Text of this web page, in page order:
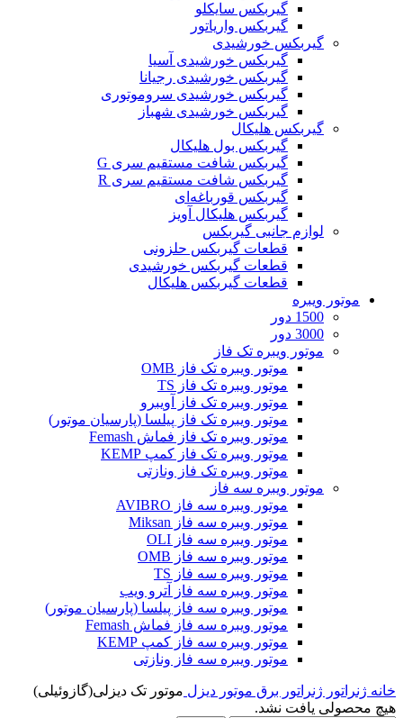
گیربکس سایکلو
گیربکس واریاتور
گیربکس خورشیدی
گیربکس خورشیدی آسیا
گیربکس خورشیدی رجیانا
گیربکس خورشیدی سروموتوری
گیربکس خورشیدی شهباز
گیربکس هلیکال
گیربکس بول هلیکال
گیربکس شافت مستقیم سری G
گیربکس شافت مستقیم سری R
گیربکس قورباغه‌ای
گیربکس هلیکال آویز
لوازم جانبی گیربکس
قطعات گيربکس حلزونی
قطعات گيربکس خورشيدی
قطعات گیربکس هلیکال
موتور ویبره
1500 دور
3000 دور
موتور ویبره تک فاز
موتور ویبره تک فاز OMB
موتور ویبره تک فاز TS
موتور ویبره تک فاز آویبرو
موتور ویبره تک فاز پیلسا (پارسیان موتور)
موتور ویبره تک فاز فماش Femash
موتور ویبره تک فاز کمپ KEMP
موتور ویبره تک فاز ونازتی
موتور ویبره سه فاز
موتور ویبره سه فاز AVIBRO
موتور ویبره سه فاز Miksan
موتور ویبره سه فاز OLI
موتور ویبره سه فاز OMB
موتور ویبره سه فاز TS
موتور ویبره سه فاز آترو ویب
موتور ویبره سه فاز پیلسا (پارسیان موتور)
موتور ویبره سه فاز فماش Femash
موتور ویبره سه فاز کمپ KEMP
موتور ویبره سه فاز ونازتی
خانه ژنراتور ژنراتور برق موتور دیزل موتور تک دیزلی(گازوئیلی)
هیچ محصولی یافت نشد.